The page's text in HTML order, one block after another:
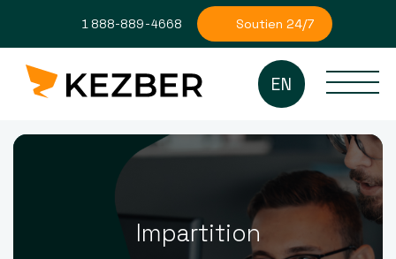
1 888-889-4668 Soutien 24/7
EN
Impartition